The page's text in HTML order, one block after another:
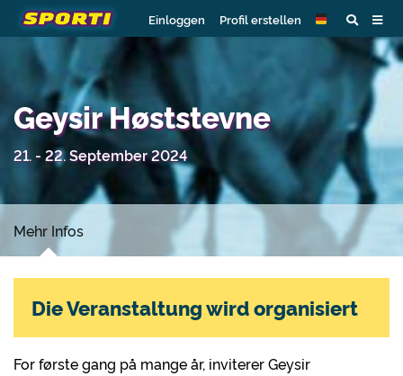
Einloggen Profil erstellen
Geysir Høststevne
21. - 22. September 2024
Mehr Infos
For første gang på mange år, inviterer Geysir
Die Veranstaltung wird organisiert